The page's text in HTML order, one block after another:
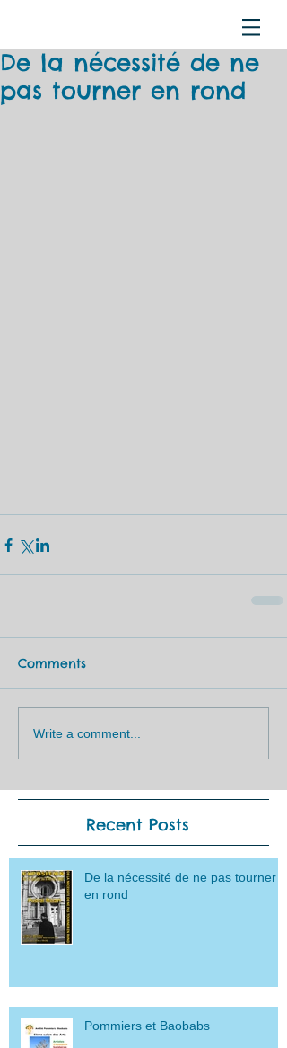
De la nécessité de ne
pas tourner en rond
Comments
Write a comment...
Recent Posts
De la nécessité de ne pas tourner
en rond
Pommiers et Baobabs